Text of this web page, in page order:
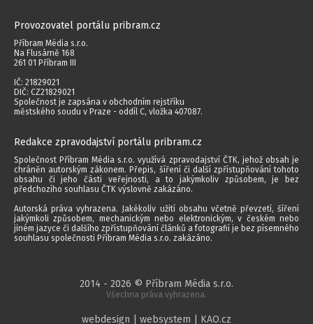
Provozovatel portálu pribram.cz
Příbram Média s.r.o.
Na Flusárně 168
261 01 Příbram III
IČ: 21829021
DIČ: CZ21829021
Společnost je zapsána v obchodním rejstříku
městského soudu v Praze - oddíl C, vložka 407087.
Redakce zpravodajství portálu pribram.cz
Společnost Příbram Média s.r.o. využívá zpravodajství ČTK, jehož obsah je
chráněn autorským zákonem. Přepis, šíření či další zpřístupňování tohoto
obsahu či jeho části veřejnosti, a to jakýmkoliv způsobem, je bez
předchozího souhlasu ČTK výslovně zakázáno.
Autorská práva vyhrazena. Jakékoliv užití obsahu včetně převzetí, šíření
jakýmkoli způsobem, mechanickým nebo elektronickým, v českém nebo
jiném jazyce či dalšího zpřístupňování článků a fotografií je bez písemného
souhlasu společnosti Příbram Média s.r.o. zakázáno.
2014 - 2026 © Příbram Média s.r.o.
Všechna práva vyhrazena.
webdesign | websystem | KAO.cz